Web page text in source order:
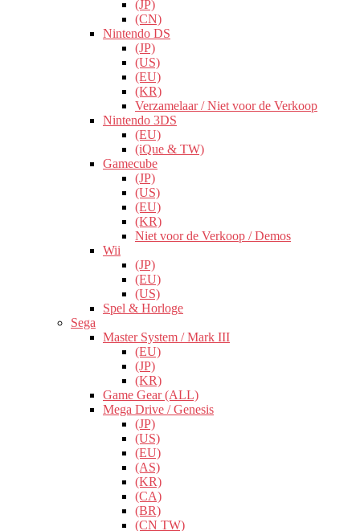
(JP)
(CN)
Nintendo DS
(JP)
(US)
(EU)
(KR)
Verzamelaar / Niet voor de Verkoop
Nintendo 3DS
(EU)
(iQue & TW)
Gamecube
(JP)
(US)
(EU)
(KR)
Niet voor de Verkoop / Demos
Wii
(JP)
(EU)
(US)
Spel & Horloge
Sega
Master System / Mark III
(EU)
(JP)
(KR)
Game Gear (ALL)
Mega Drive / Genesis
(JP)
(US)
(EU)
(AS)
(KR)
(CA)
(BR)
(CN TW)